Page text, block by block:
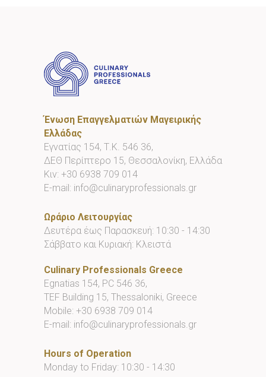
Ένωση Επαγγελματιών Μαγειρικής
Ελλάδας
Εγνατίας 154, Τ.Κ. 546 36,
ΔΕΘ Περίπτερο 15, Θεσσαλονίκη, Ελλάδα
Κιν: +30 6938 709 014
E-mail: info@culinaryprofessionals.gr
Ωράριο Λειτουργίας
Δευτέρα έως Παρασκευή: 10:30 - 14:30
Σάββατο και Κυριακή: Κλειστά
Culinary Professionals Greece
Egnatias 154, PC 546 36,
TEF Building 15, Thessaloniki, Greece
Mobile: +30 6938 709 014
E-mail: info@culinaryprofessionals.gr
Hours of Operation
Monday to Friday: 10:30 - 14:30